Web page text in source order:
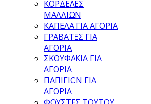
ΚΟΡΔΕΛΕΣ
ΜΑΛΛΙΩΝ
ΚΑΠΕΛΑ ΓΙΑ ΑΓΟΡΙΑ
ΓΡΑΒΑΤΕΣ ΓΙΑ
ΑΓΟΡΙΑ
ΣΚΟΥΦΑΚΙΑ ΓΙΑ
ΑΓΟΡΙΑ
ΠΑΠΙΓΙΟΝ ΓΙΑ
ΑΓΟΡΙΑ